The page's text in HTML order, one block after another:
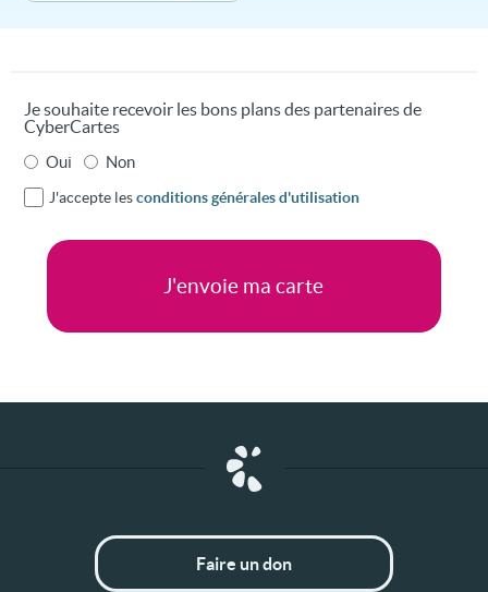
Je souhaite recevoir les bons plans des partenaires de
CyberCartes
Oui Non
J'accepte lesconditions générales d'utilisation
Faire un don